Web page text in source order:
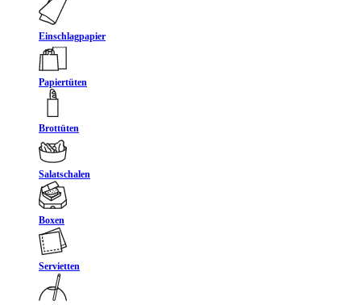
Einschlagpapier
Papiertüten
Brottüten
Salatschalen
Boxen
Servietten